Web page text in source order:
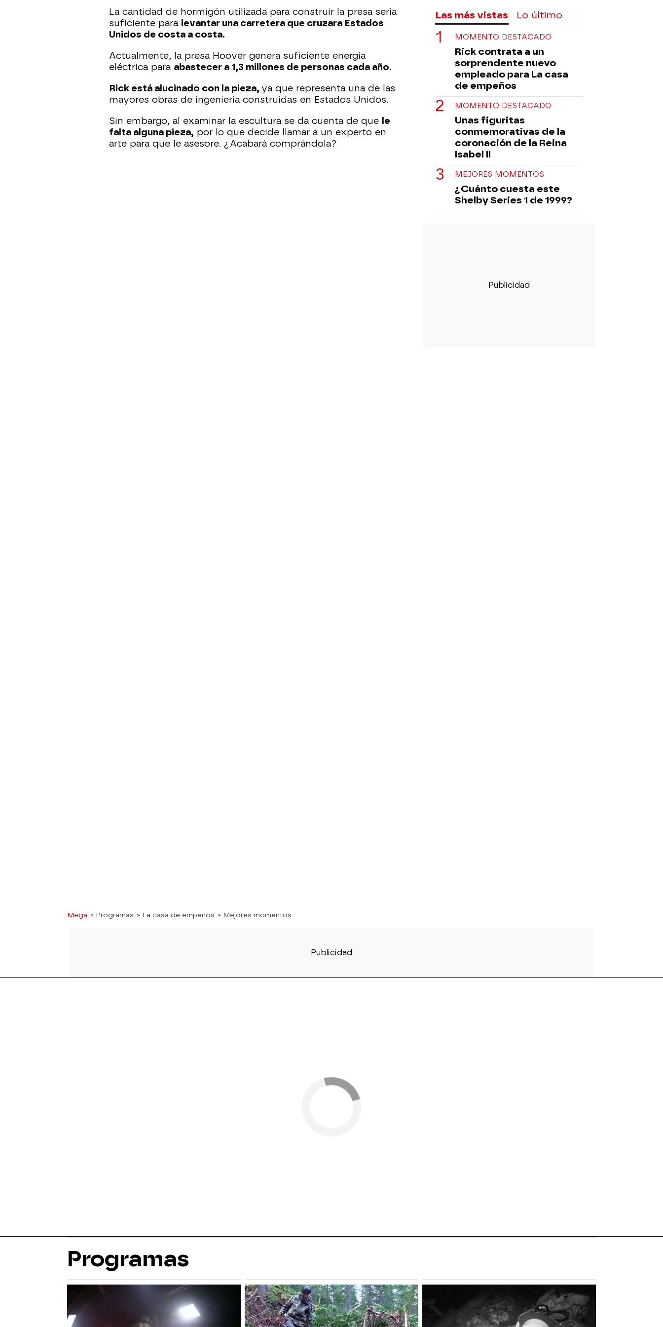
La cantidad de hormigón utilizada para construir la presa sería
suficiente para levantar una carretera que cruzara Estados
Unidos de costa a costa.
Actualmente, la presa Hoover genera suficiente energía
eléctrica para abastecer a 1,3 millones de personas cada año.
Rick está alucinado con la pieza, ya que representa una de las
mayores obras de ingeniería construidas en Estados Unidos.
Sin embargo, al examinar la escultura se da cuenta de que le
falta alguna pieza, por lo que decide llamar a un experto en
arte para que le asesore. ¿Acabará comprándola?
Mega » Programas » La casa de empeños » Mejores momentos
Las más vistas Lo último
MOMENTO DESTACADO
Rick contrata a un
sorprendente nuevo
empleado para La casa
de empeños
MOMENTO DESTACADO
Unas figuritas
conmemorativas de la
coronación de la Reina
Isabel II
MEJORES MOMENTOS
¿Cuánto cuesta este
Shelby Series 1 de 1999?
Programas